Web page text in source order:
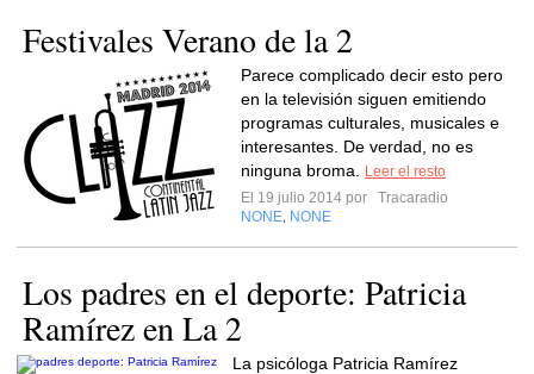
Festivales Verano de la 2
Parece complicado decir esto pero
en la televisión siguen emitiendo
programas culturales, musicales e
interesantes. De verdad, no es
ninguna broma.
Leer el resto
El 19 julio 2014 por
Tracaradio
NONE NONE
Los padres en el deporte: Patricia
Ramírez en La 2
La psicóloga Patricia Ramírez